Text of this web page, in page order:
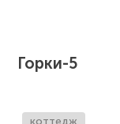
Горки-5
коттедж